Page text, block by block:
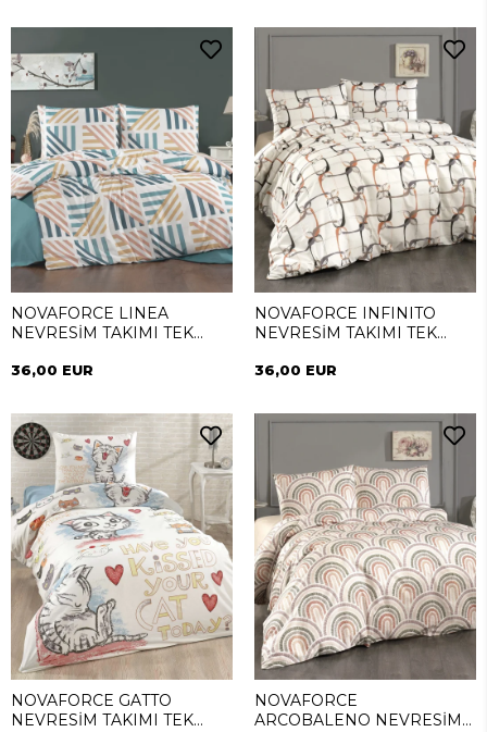
NOVAFORCE LINEA
NEVRESİM TAKIMI TEK
36,00 EUR
NOVAFORCE INFINITO
NEVRESİM TAKIMI TEK
36,00 EUR
NOVAFORCE GATTO
NEVRESİM TAKIMI TEK
NOVAFORCE
ARCOBALENO NEVRESİM